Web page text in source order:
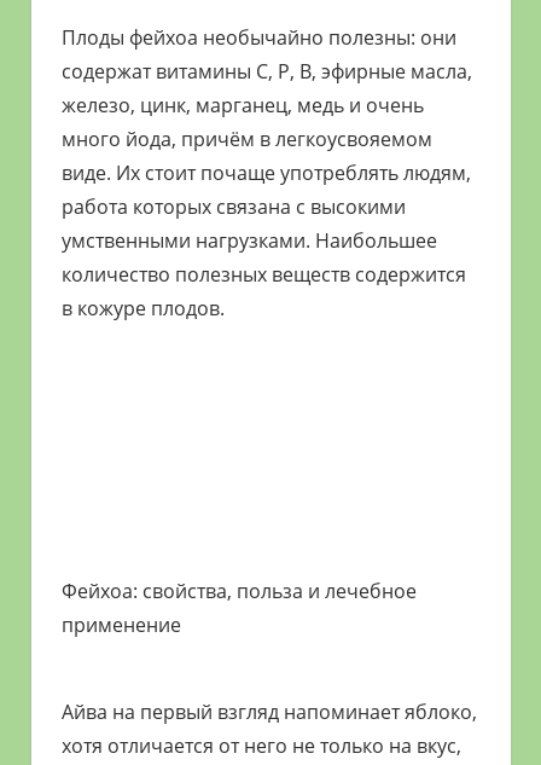
Плоды фейхоа необычайно полезны: они
содержат витамины C, P, B, эфирные масла,
железо, цинк, марганец, медь и очень
много йода, причём в легкоусвояемом
виде. Их стоит почаще употреблять людям,
работа которых связана с высокими
умственными нагрузками. Наибольшее
количество полезных веществ содержится
в кожуре плодов.
Фейхоа: свойства, польза и лечебное
применение
Айва на первый взгляд напоминает яблоко,
хотя отличается от него не только на вкус,